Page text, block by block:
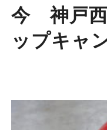
今 神戸西
ップキャ